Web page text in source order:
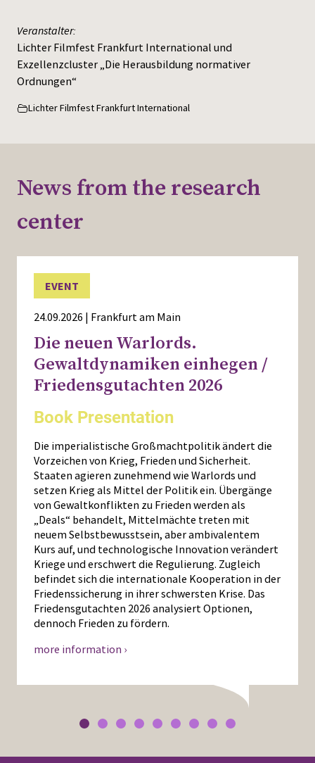
Veranstalter:
Lichter Filmfest Frankfurt International und
Exzellenzcluster „Die Herausbildung normativer
Ordnungen“
Lichter Filmfest Frankfurt International
News from the research
center
EVENT
24.09.2026 | Frankfurt am Main
Die neuen Warlords.
Gewaltdynamiken einhegen /
Friedensgutachten 2026
Book Presentation
Die imperialistische Großmachtpolitik ändert die
Vorzeichen von Krieg, Frieden und Sicherheit.
Staaten agieren zunehmend wie Warlords und
setzen Krieg als Mittel der Politik ein. Übergänge
von Gewaltkonflikten zu Frieden werden als
„Deals“ behandelt, Mittelmächte treten mit
neuem Selbstbewusstsein, aber ambivalentem
Kurs auf, und technologische Innovation verändert
Kriege und erschwert die Regulierung. Zugleich
befindet sich die internationale Kooperation in der
Friedenssicherung in ihrer schwersten Krise. Das
Friedensgutachten 2026 analysiert Optionen,
dennoch Frieden zu fördern.
more information ›